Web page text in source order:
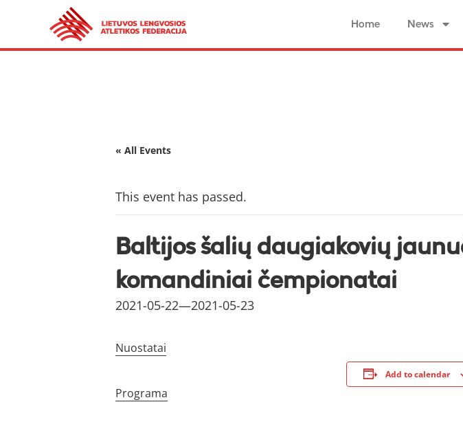
Home News
« All Events
This event has passed.
Baltijos šalių daugiakovių
komandiniai čempionatai
2021-05-22—2021-05-23
Nuostatai
Programa
Add to calendar